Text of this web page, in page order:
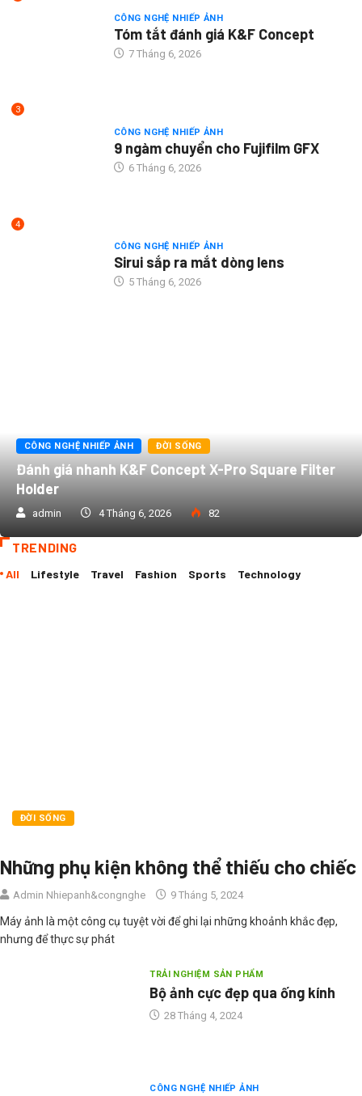
CÔNG NGHỆ NHIẾP ẢNH
Tóm tắt đánh giá K&F Concept
7 Tháng 6, 2026
3
CÔNG NGHỆ NHIẾP ẢNH
9 ngàm chuyển cho Fujifilm GFX
6 Tháng 6, 2026
4
CÔNG NGHỆ NHIẾP ẢNH
Sirui sắp ra mắt dòng lens
5 Tháng 6, 2026
CÔNG NGHỆ NHIẾP ẢNH ĐỜI SỐNG
Đánh giá nhanh K&F Concept X-Pro Square Filter
Holder
admin 4 Tháng 6, 2026 82
TRENDING
All Lifestyle Travel Fashion Sports Technology
ĐỜI SỐNG
Những phụ kiện không thể thiếu cho chiếc
Admin Nhiepanh&congnghe 9 Tháng 5, 2024
Máy ảnh là một công cụ tuyệt vời để ghi lại những khoảnh khắc đẹp,
nhưng để thực sự phát
TRẢI NGHIỆM SẢN PHẨM
Bộ ảnh cực đẹp qua ống kính
28 Tháng 4, 2024
CÔNG NGHỆ NHIẾP ẢNH